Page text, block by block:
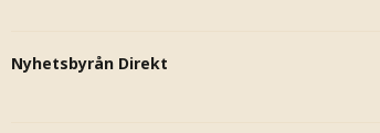
Nyhetsbyrån Direkt